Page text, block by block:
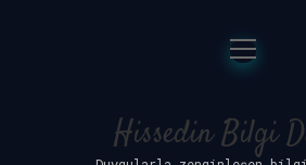
Anasayfa
Gizlilik
menüyü
aç
Hissedin Bilgi